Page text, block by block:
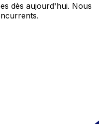
dès aujourd'hui. Nous